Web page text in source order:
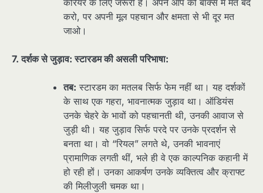
करियर के लिए जरूरी हैं। अपने आप को बॉक्स में मत बंद
करो, पर अपनी मूल पहचान और क्षमता से भी दूर मत
जाओ।
7. दर्शक से जुड़ाव: स्टारडम की असली परिभाषा:
तब: स्टारडम का मतलब सिर्फ फेम नहीं था। यह दर्शकों
के साथ एक गहरा, भावनात्मक जुड़ाव था। ऑडियंस
उनके चेहरे के भावों को पहचानती थी, उनकी आवाज से
जुड़ी थी। यह जुड़ाव सिर्फ परदे पर उनके प्रदर्शन से
बनता था। वो “रियल” लगते थे, उनकी भावनाएं
प्रामाणिक लगती थीं, भले ही वे एक काल्पनिक कहानी में
हो रही हों। उनका आकर्षण उनके व्यक्तित्व और क्राफ्ट
की मिलीजुली चमक था।